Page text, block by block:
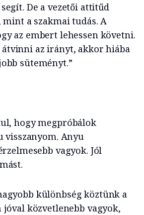
De a vezetői attitűd
a szakmai tudás. A
az embert lehessen követni.
az irányt, akkor hiába
süteményt.”
hogy megpróbálok
visszanyom. Anyu
vagyok. Jól
különbség köztünk a
jóval közvetlenebb vagyok,